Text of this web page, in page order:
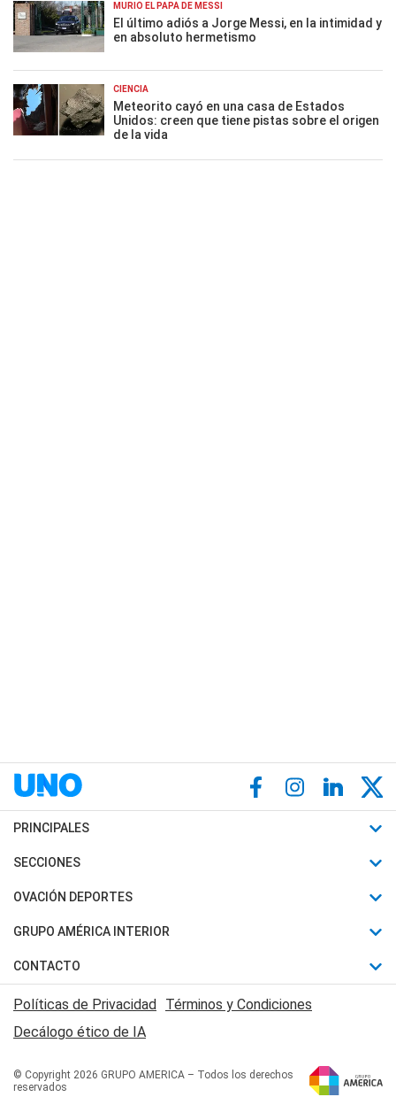
MURIÓ EL PAPÁ DE MESSI
El último adiós a Jorge Messi, en la intimidad y
en absoluto hermetismo
CIENCIA
Meteorito cayó en una casa de Estados
Unidos: creen que tiene pistas sobre el origen
de la vida
PRINCIPALES
Últimas Noticias
Política
Judiciales
Economia
SECCIONES
Horóscopo
Motores
Trucos caseros
Series y Películas
Edictos y Solicitadas
OVACIÓN DEPORTES
Fútbol
Mundial
Automovilismo
Rugby
Básquet
GRUPO AMÉRICA INTERIOR
Canal 7 en Vivo
San Juan 8
CONTACTO
Acerca de Nosotros
Contactanos
Políticas de Privacidad Términos y Condiciones
Decálogo ético de IA
© Copyright 2026 GRUPO AMERICA – Todos los derechos
reservados